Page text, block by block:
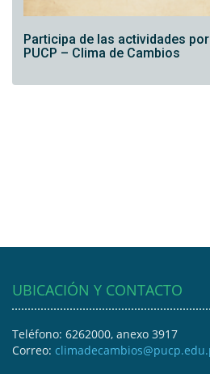
Participa de las actividades
PUCP – Clima de Cambios
UBICACIÓN Y CONTACTO
Teléfono: 6262000, anexo 3917
Correo: